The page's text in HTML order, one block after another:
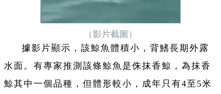
（影片截圖）
據影片顯示，該鯨魚體積小，背鰭長期外露
水面。有專家推測該條鯨魚是侏抹香鯨，為抹香
鯨其中一個品種，但體形較小，成年只有4至5米